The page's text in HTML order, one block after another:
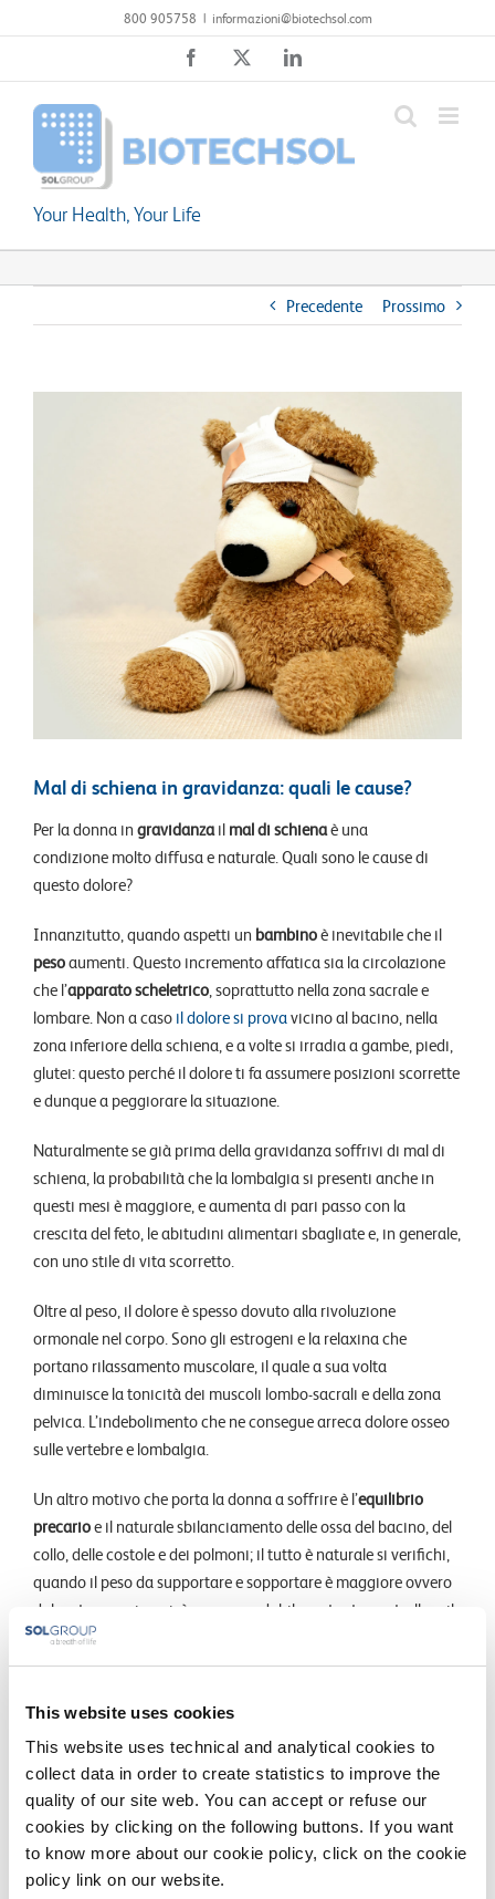
This website uses cookies
This website uses technical and analytical cookies to
collect data in order to create statistics to improve the
quality of our site web. You can accept or refuse our
cookies by clicking on the following buttons. If you want
to know more about our cookie policy, click on the cookie
policy link on our website.
al
800 905758 | informazioni@biotechsol.com
Facebook LinkedIn
Your Health, Your Life
Precedente Prossimo
Mal di schiena in gravidanza: quali le cause?
Per la donna in gravidanzail mal di schienaè una
condizione molto diffusa e naturale. Quali sono le cause di
questo dolore?
Innanzitutto, quando aspetti un bambinoè inevitabile che il
pesoaumenti. Questo incremento affatica sia la circolazione
che l’apparato scheletrico , soprattutto nella zona sacrale e
lombare. Non a caso il dolore si prova vicino al bacino, nella
zona inferiore della schiena, e a volte si irradia a gambe, piedi,
glutei: questo perché il dolore ti fa assumere posizioni scorrette
e dunque a peggiorare la situazione.
Naturalmente se già prima della gravidanza soffrivi di mal di
schiena, la probabilità che la lombalgia si presenti anche in
questi mesi è maggiore, e aumenta di pari passo con la
crescita del feto, le abitudini alimentari sbagliate e, in generale,
con uno stile di vita scorretto.
Oltre al peso, il dolore è spesso dovuto alla rivoluzione
ormonale nel corpo. Sono gli estrogeni e la relaxina che
portano rilassamento muscolare, il quale a sua volta
diminuisce la tonicità dei muscoli lombo-sacrali e della zona
pelvica. L’indebolimento che ne consegue arreca dolore osseo
sulle vertebre e lombalgia.
Un altro motivo che porta la donna a soffrire è l’equilibrio
precarioe il naturale sbilanciamento delle ossa del bacino, del
collo, delle costole e dei polmoni; il tutto è naturale si verifichi,
quando il peso da supportare e sopportare è maggiore ovvero
dal sesto mese in poi; è raccomandabile pertanto controllare il
propriopeso
una gravidanza alla24-26ma settimanadi gestazione.
È giusto poi aggiungere che una
scorretta aumenta il dolore alla schiena, così come l’ingrandirsi
dell’utero le cui terminologie nervose arrivano al nervo sciatico.
Da non sottovalutare le conseguenze date dallostress , vissuto
e provato da molte donne con il “pancione”: può causare ilmal
di schiena.